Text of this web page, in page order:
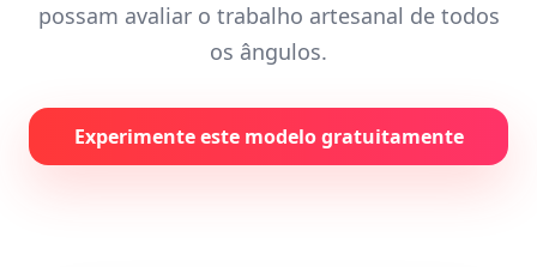
possam avaliar o trabalho artesanal de todos
os ângulos.
Experimente este modelo gratuitamente